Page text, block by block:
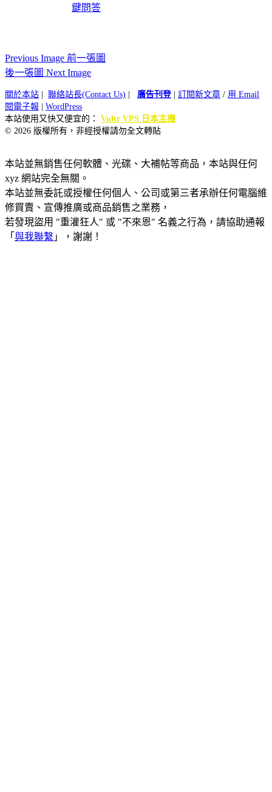
鍵問答
Previous Image 前一張圖
後一張圖 Next Image
關於本站 聯絡站長(Contact Us) 廣告刊登| 訂閱新文章 / 用 Email
閱電子報
WordPress
本站使用又快又便宜的： Vultr VPS 日本主機
© 2026 版權所有，非經授權請勿全文轉貼
本站並無銷售任何軟體、光碟、大補帖等商品，本站與任何
xyz 網站完全無關。
本站並無委託或授權任何個人、公司或第三者承辦任何電腦維
修買賣、宣傳推廣或商品銷售之業務，
若發現盜用 "重灌狂人" 或 "不來恩" 名義之行為，請協助通報
「 與我聯繫 」，謝謝！